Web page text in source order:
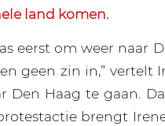
land komen.
eerst om weer naar
geen zin in,” vertelt
Den Haag te gaan.
brengt